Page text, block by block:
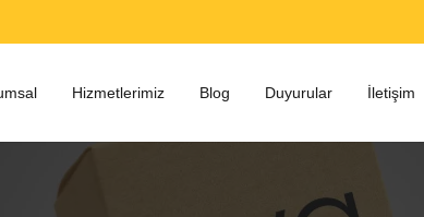
Hizmetlerimiz Blog Duyurular İletişim